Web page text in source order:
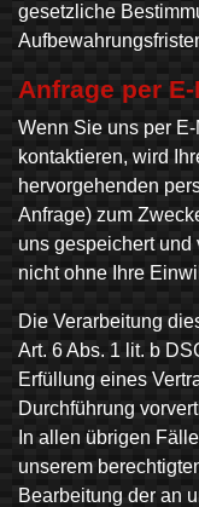
gesetzliche
Anfrage per
Wenn Sie uns per
kontaktieren, wird
hervorgehenden
Anfrage) zum
uns gespeichert
nicht ohne Ihre
Die Verarbeitung
Art. 6 Abs. 1 lit. b
Erfüllung eines
Durchführung
In allen übrigen
unserem
Bearbeitung der an